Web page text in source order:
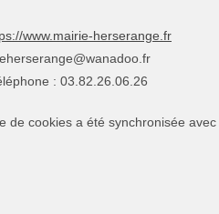
www.mairie-herserange.fr
wanadoo.fr
: 03.82.26.06.26
de cookies a été synchronisée avec